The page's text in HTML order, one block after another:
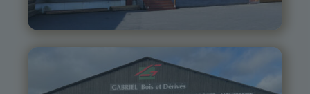
04 71 01 13 30
lepuy@gabriel-sa.fr